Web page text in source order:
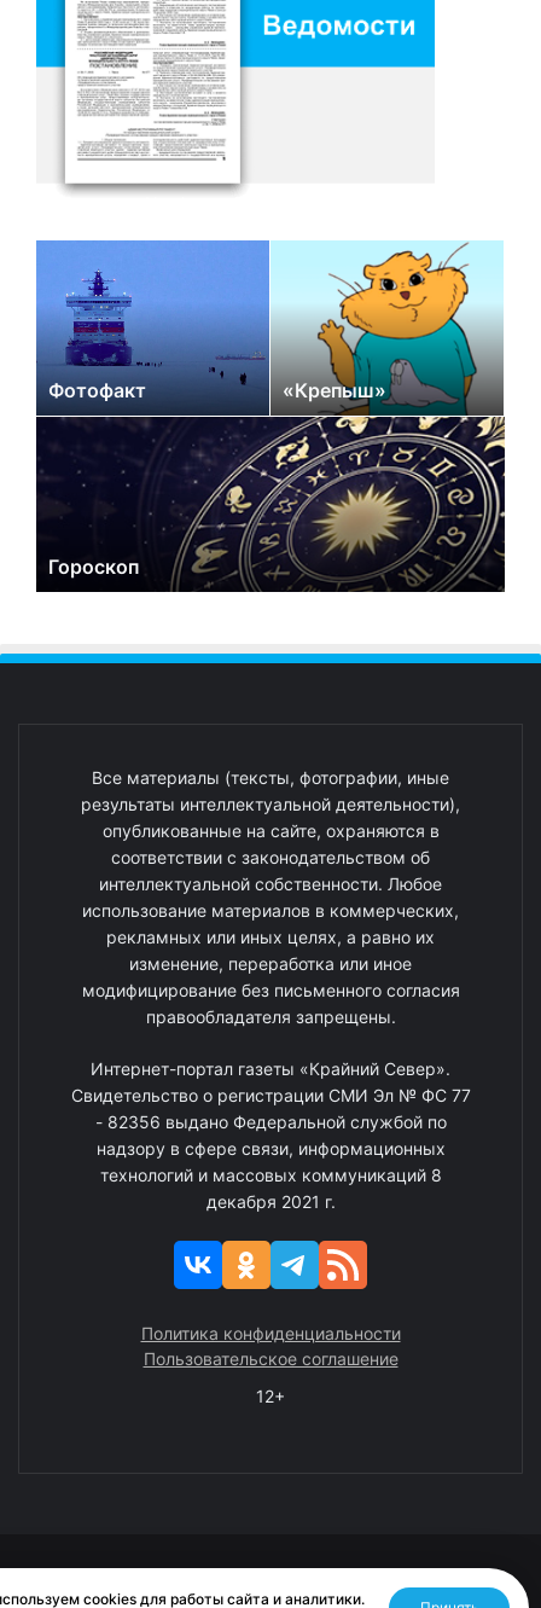
Фотофакт «Крепыш»
Гороскоп
Все материалы (тексты, фотографии, иные
результаты интеллектуальной деятельности),
опубликованные на сайте, охраняются в
соответствии с законодательством об
интеллектуальной собственности. Любое
использование материалов в коммерческих,
рекламных или иных целях, а равно их
изменение, переработка или иное
модифицирование без письменного согласия
правообладателя запрещены.
Интернет-портал газеты «Крайний Север».
Свидетельство о регистрации СМИ Эл № ФС 77
- 82356 выдано Федеральной службой по
надзору в сфере связи, информационных
технологий и массовых коммуникаций 8
декабря 2021 г.
Политика конфиденциальности
Пользовательское соглашение
12+
cookies для работы сайта и аналитики.